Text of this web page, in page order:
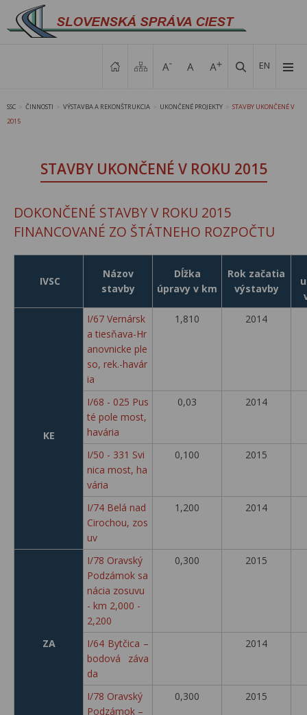
EN
SSC ČINNOSTI VÝSTAVBA A REKONŠTRUKCIA UKONČENÉ PROJEKTY
STAVBY UKONČENÉ V
2015
STAVBY UKONČENÉ V ROKU 2015
DOKONČENÉ STAVBY V ROKU 2015
FINANCOVANÉ ZO ŠTÁTNEHO ROZPOČTU
IVSC
Názov
stavby
Dĺžka
úpravy v km
Rok začatia
výstavby
KE
I/67 Vernársk
a tiesňava-Hr
anovnicke ple
so, rek.-havár
ia
1,810 2014
I/68 - 025 Pus
té pole most,
havária
0,03 2014
I/50 - 331 Svi
nica most, ha
vária
0,100 2015
I/74 Belá nad
Cirochou, zos
uv
1,200 2014
ZA
I/78 Oravský
Podzámok sa
nácia zosuvu
- km 2,000 -
2,200
0,300 2015
I/64 Bytčica –
bodová záva
da
2014
I/78 Oravský
Podzámok –
0,300 2015